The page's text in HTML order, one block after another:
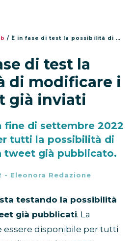
/ È in fase di test la possibilità di modificare i tweet già inviati
di test la
di modificare i
già inviati
fine di settembre 2022
tutti la possibilità di
tweet già pubblicato.
- Eleonora Redazione
testando la possibilità
già pubblicati. La
essere disponibile per tutti